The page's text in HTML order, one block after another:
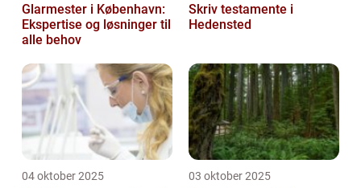
Glarmester i København:
Ekspertise og løsninger til
alle behov
Skriv testamente i
Hedensted
04 oktober 2025 03 oktober 2025